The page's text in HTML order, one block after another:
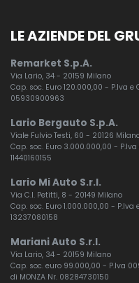
LE AZIENDE DEL
Remarket S.p.A.
Via Lario, 34 - 20159 Milano
Cap. soc. Euro 120.000,00 - P.Iva
05930900963
Lario Bergauto S.p.A.
Viale Fulvio Testi, 60 - 20126
Cap. soc. Euro 3.000.000,00 - P.Iva
11440160155
Lario Mi Auto S.r.l.
Via C.I. Petitti, 8 - 20149 Milano
Cap. soc. Euro 1.000.000,00 - P.Iva
13237080158
Mariani Auto S.r.l.
Via Lario, 34 - 20159 Milano
Cap. soc. euro 99.000,00 - P.Iva
di MONZA Nr. 08284730150